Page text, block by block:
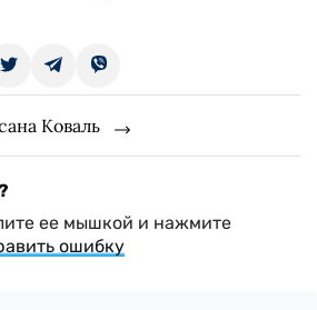
Коваль
ее мышкой и нажмите
ошибку